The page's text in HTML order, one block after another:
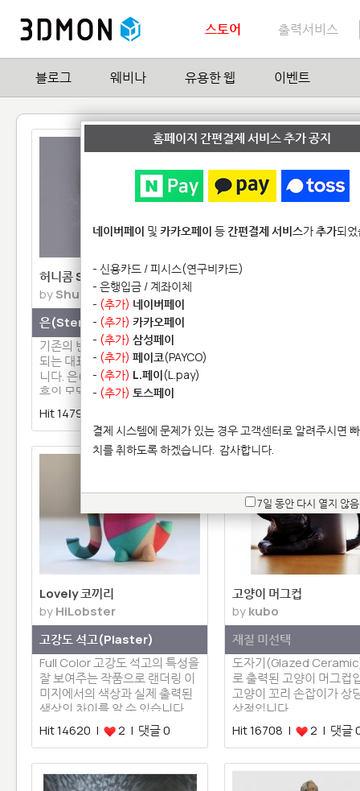
스토어 출력서비스
블로그 웨비나 유용한 웹 이벤트
허니콤 Silver반지
byShuggster
은(Sterling Silver) 기본
기존의 반지 제작형태와 차별화
되는 대표적인 3D프린팅 반지입
니다. 은(Silver)으로 프린팅된
후의 모델로 허니콤 구멍들이 인
상…
Hit 14790 |
풀칼라 Gyroid
Lovely 코끼리
byHiLobster
고강도 석고(Plaster)
Full Color 고강도 석고의 특성을
잘 보여주는 작품으로 랜더링 이
미지에서의 색상과 실제 출력된
색상의 차이를 알 수 있습니다.
3…
Hit 14620 | 2 | 댓글 0
고양이 머그컵
bykubo
재질 미선택
도자기(Glazed
로 출력된 고양이 머그컵
고양이 꼬리 손잡이가 상
상적입니다.
Hit 16708 |
2 | 댓글
홈페이지 간편결제 서비스 추가 공지
네이버페이 및 카카오페이 등간편결제 서비스가추가되
- 신용카드 / 피시스(연구비카드)
- 은행입금 / 계좌이체
- (추가) 네이버페이
- (추가) 카카오페이
- (추가) 삼성페이
- (추가) 페이코(PAYCO)
- (추가) L.페이(L.pay)
- (추가) 토스페이
결제 시스템에 문제가 있는 경우 고객센터로 알려주시면
치를 취하도록 하겠습니다. 감사합니다.
7일 동안 다시 열지 않음